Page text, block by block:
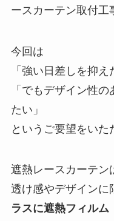
ースカーテン取付工
今回は
「強い日差しを抑え
「でもデザイン性
たい」
というご要望をいた
遮熱レースカーテン
透け感やデザインに
ラスに遮熱フィル